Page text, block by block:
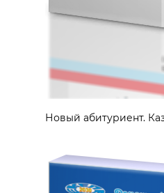
Новый абитуриент.